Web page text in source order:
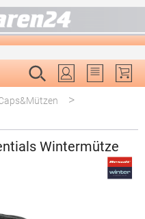
Du hast 0
>
Wintermütze